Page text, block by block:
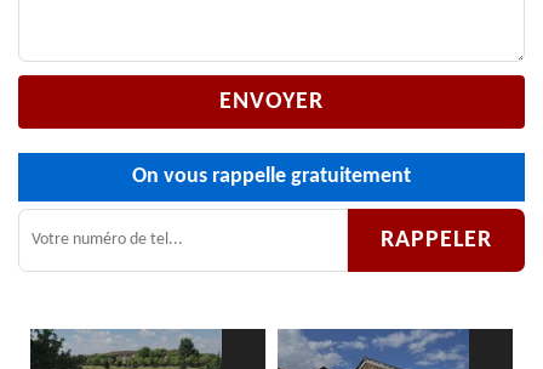
On vous rappelle gratuitement